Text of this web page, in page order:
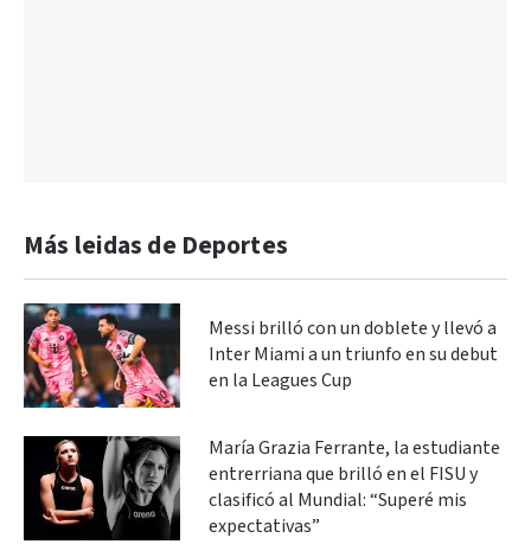
Más leidas de Deportes
Messi brilló con un doblete y llevó a
Inter Miami a un triunfo en su debut
en la Leagues Cup
María Grazia Ferrante, la estudiante
entrerriana que brilló en el FISU y
clasificó al Mundial: “Superé mis
expectativas”